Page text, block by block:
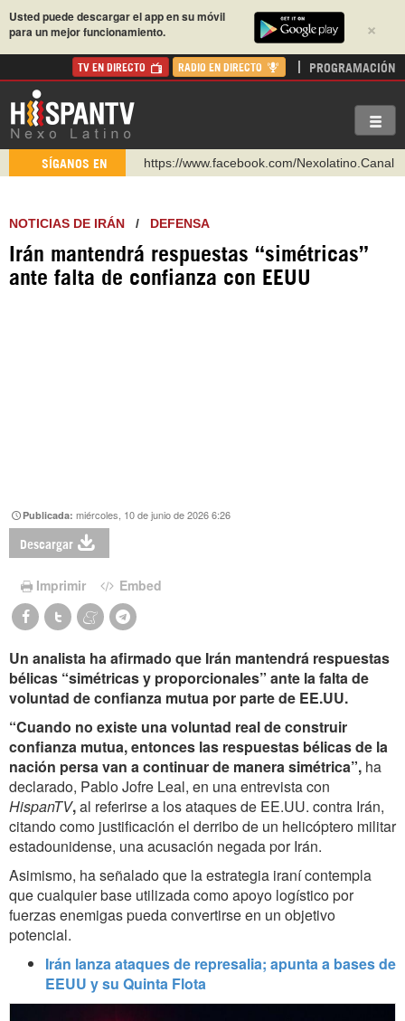
×
Usted puede descargar el app en su móvil
para un mejor funcionamiento.
TV EN DIRECTO RADIO EN DIRECTO PROGRAMACIÓN
SÍGANOS EN
https://www.facebook.com/Nexolatino.Canal
http://twitter.com/nexo_latino
https://t.me/hispantvcanal
https://urmedium.com/c/hispantv
NOTICIAS DE IRÁN / DEFENSA
Irán mantendrá respuestas “simétricas”
ante falta de confianza con EEUU
Publicada:miércoles, 10 de junio de 2026 6:26
Descargar
Imprimir Embed
Un analista ha afirmado que Irán mantendrá respuestas
bélicas “simétricas y proporcionales” ante la falta de
voluntad de confianza mutua por parte de EE.UU.
“Cuando no existe una voluntad real de construir
confianza mutua, entonces las respuestas bélicas de la
nación persa van a continuar de manera simétrica”, ha
declarado, Pablo Jofre Leal, en una entrevista con
HispanTV,al referirse a los ataques de EE.UU. contra Irán,
citando como justificación el derribo de un helicóptero militar
estadounidense, una acusación negada por Irán.
Asimismo, ha señalado que la estrategia iraní contempla
que cualquier base utilizada como apoyo logístico por
fuerzas enemigas pueda convertirse en un objetivo
potencial.
Irán lanza ataques de represalia; apunta a bases de
EEUU y su Quinta Flota